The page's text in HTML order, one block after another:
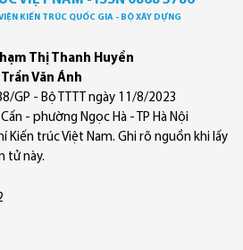
KIẾN TRÚC QUỐC GIA - BỘ XÂY DỰNG
Thị Thanh Huyền
Trần Văn Ánh
GP - Bộ TTTT ngày 11/8/2023
- phường Ngọc Hà - TP Hà Nội
Kiến trúc Việt Nam. Ghi rõ nguồn khi lấy
tử này.